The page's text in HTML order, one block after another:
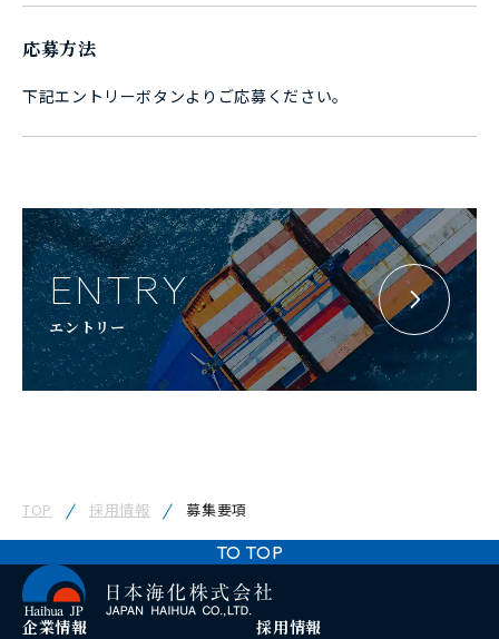
応募方法
下記エントリーボタンよりご応募ください。
ENTRY
エントリー
TOP 採用情報 募集要項
TO TOP
企業情報 採用情報